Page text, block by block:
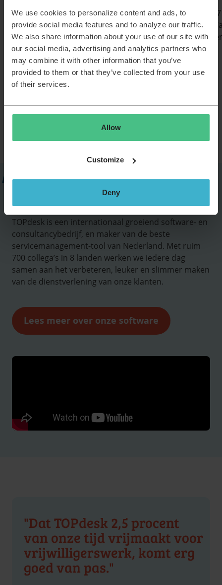
We use cookies to personalize content and ads, to
provide social media features and to analyze our traffic.
We also share information about your use of our site with
our social media, advertising and analytics partners who
may combine it with other information that you’ve
provided to them or that they’ve collected from your use
of their services.
Allow
Customize
Deny
Besteed fors tijd en budget
aan persoonlijke ontwikkeling.
9 weken lang 100% +
lang 50% uitbetaald.
ouderschap is hard
Bekijk onze arbeidsvoorwaarden
Of ontdek de persoonlijke verhalen van collega's
TOPdesk is een internationaal groeiend software- en
consultancybedrijf, en maker van de beste
servicemanagement-tool van Nederland. Met ruim
700 collega’s in 8 landen werken we iedere dag
samen aan het verbeteren, leuker en slimmer maken
van de dienstverlening van onze klanten.
Lees meer over onze software
"Dat TOPdesk 2,5 procent
van onze tijd vrijmaakt voor
vrijwilligerswerk, komt erg
goed van pas."